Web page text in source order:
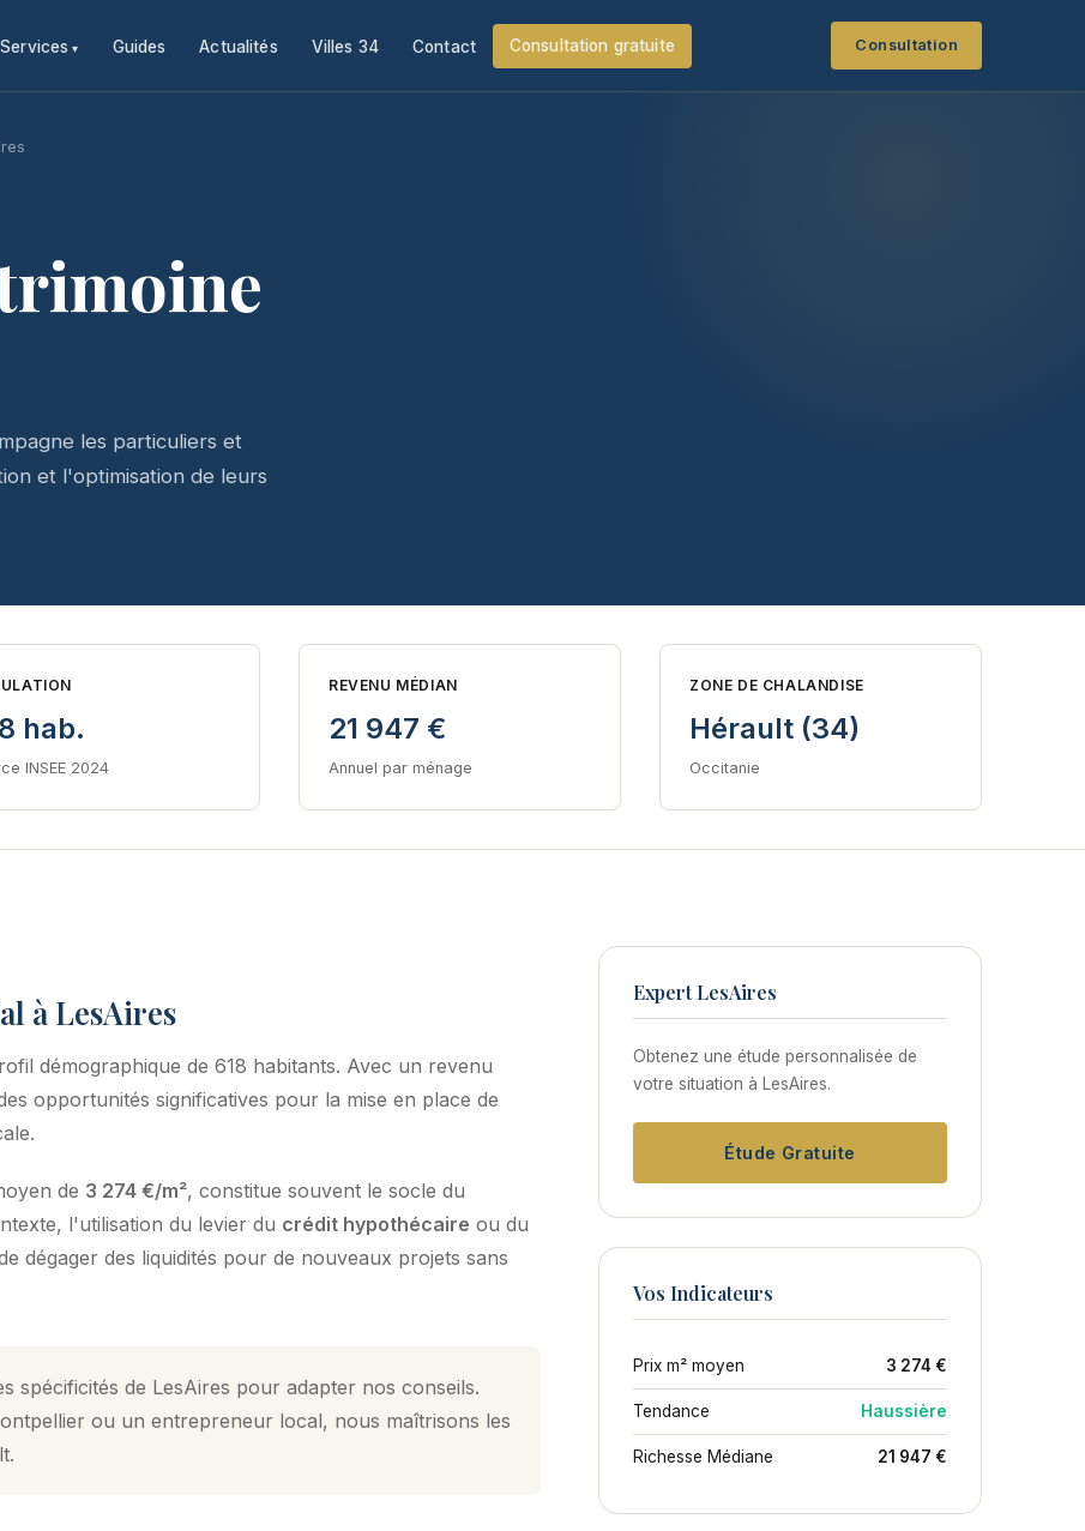
Services Guides Actualités Villes 34 Contact Consultation gratuite Consultation
les particuliers et
et l'optimisation de leurs
hab.
INSEE 2024
REVENU MÉDIAN
21 947 €
Annuel par ménage
ZONE DE CHALANDISE
Hérault (34)
Occitanie
à LesAires
démographique de 618 habitants. Avec un revenu
opportunités significatives pour la mise en place de
de 3 274 €/m², constitue souvent le socle du
l'utilisation du levier du crédit hypothécaire ou du
dégager des liquidités pour de nouveaux projets sans
spécificités de LesAires pour adapter nos conseils.
ou un entrepreneur local, nous maîtrisons les
Expert LesAires
Obtenez une étude personnalisée de
votre situation à LesAires.
Étude Gratuite
Vos Indicateurs
Prix m² moyen 3 274 €
Tendance Haussière
Richesse Médiane 21 947 €